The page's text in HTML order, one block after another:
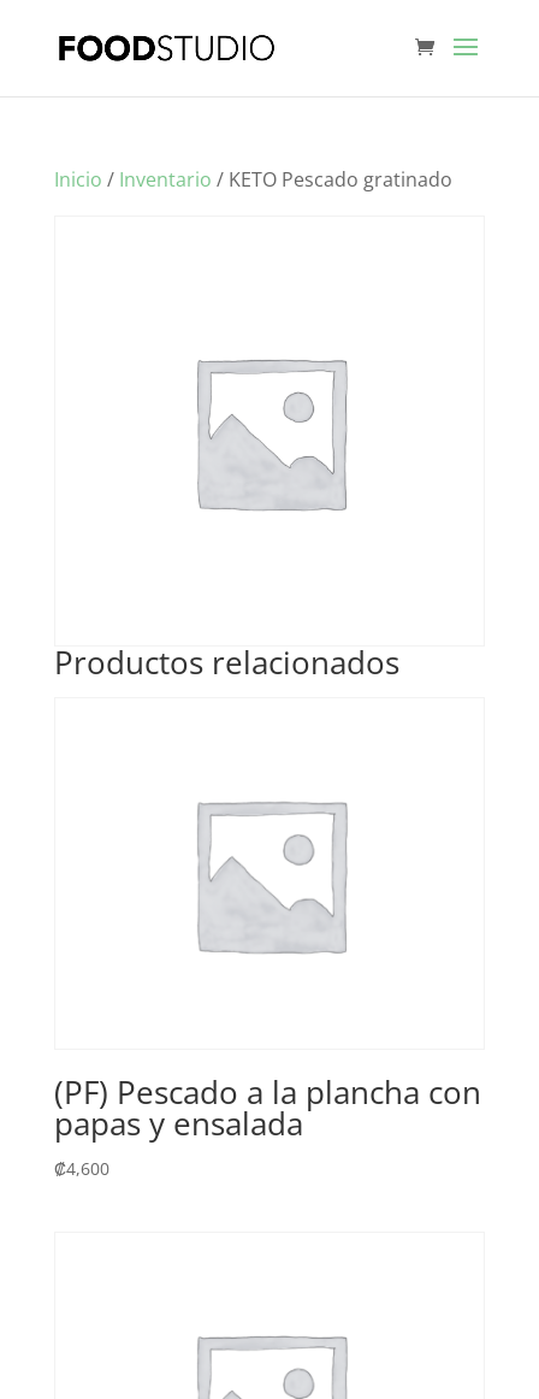
Inicio / Inventario / KETO Pescado gratinado
Productos relacionados
(PF) Pescado a la plancha con
papas y ensalada
₡4,600